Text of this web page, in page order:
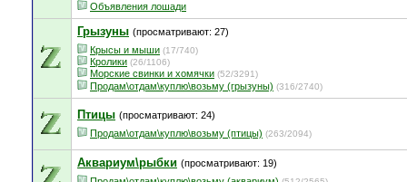
Объявления лошади
Грызуны (просматривают: 27)
Крысы и мыши (17/740)
Кролики (26/1106)
Морские свинки и хомячки (52/3291)
Продам\отдам\куплю\возьму (грызуны) (316/2740)
Птицы (просматривают: 24)
Продам\отдам\куплю\возьму (птицы) (263/2094)
Аквариум\рыбки (просматривают: 19)